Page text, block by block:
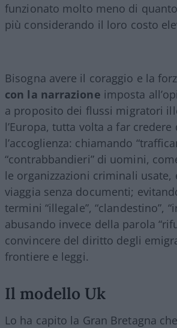
funzionato molto meno di
più considerando il loro costo
Bisogna avere il coraggio e la
con la narrazione imposta
a proposito dei flussi migratori
l’Europa, tutta volta a far credere
l’accoglienza: chiamando
“contrabbandieri” di uomini,
le organizzazioni criminali usate,
viaggia senza documenti;
termini “illegale”, “clandestino”,
abusando invece della parola
convincere del diritto degli
frontiere e leggi.
Il modello Uk
Lo ha capito la Gran Bretagna